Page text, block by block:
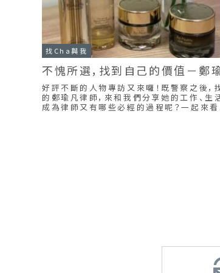
找Cha與我
不愧所選，找到自己的價值－鄭
好評不斷的人物專訪又來囉！既警察之後
的鄭瑜凡律師，來和我們分享她的工作、生
成為律師又有哪些必經的過程呢？一起來